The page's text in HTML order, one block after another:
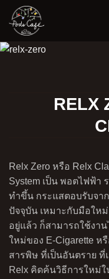
Skip
content
RELX
Relx Zero หรือ Relx
System เป็น พอตไฟฟ้า
ทำขึ้น กระแสตอบรับจา
ปัจจุบัน เหมาะกับมือให
อยู่แล้ว ก็สามารถใช้งา
ใหม่ของ E-Cigarette
สารพิษ ที่เป็นอันตราย ที่
Relx คิดค้นวิธีการใหม่